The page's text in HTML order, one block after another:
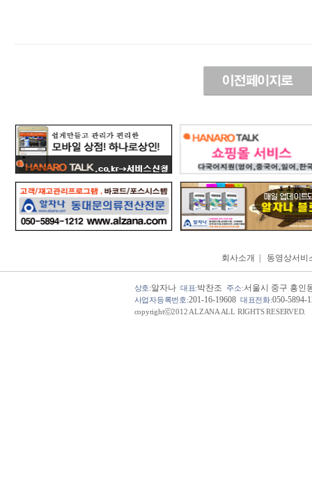
회사소개 동영상서비
상호:알자나 대표:박찬조주소:서울시 중구 흥인
사업자등록번호:201-16-19608 대표전화:050-5894-
copyrightⓒ2012 ALZANA ALL RIGHTS RESERVED.